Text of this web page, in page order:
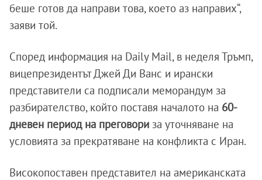
беше готов да направи това, което аз направих“,
заяви той.
Според информация на Daily Mail, в неделя Тръмп,
вицепрезидентът Джей Ди Ванс и ирански
представители са подписали меморандум за
разбирателство, който поставя началото на 60-
дневен период на преговори за уточняване на
условията за прекратяване на конфликта с Иран.
Високопоставен представител на американската